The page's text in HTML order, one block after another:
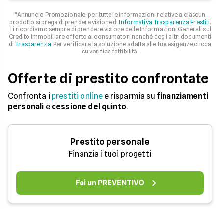
*Annuncio Promozionale: per tutte le informazioni relative a ciascun
prodotto si prega di prendere visione diInformativa Trasparenza Prestiti.
Ti ricordiamo sempre di prendere visione delle Informazioni Generali sul
Credito Immobiliare offerto ai consumatori nonché degli altri documenti
di Trasparenza. Per verificare la soluzione adatta alle tue esigenze clicca
su verifica fattibilità.
Offerte di prestito confrontate
Confronta i prestiti online e risparmia su finanziamenti
personali e cessione del quinto.
Prestito personale
Finanzia i tuoi progetti
Fai un PREVENTIVO